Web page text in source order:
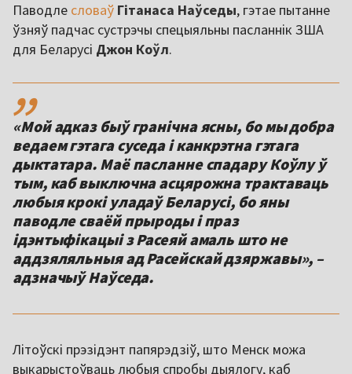
Паводле словаў Гітанаса Наўседы, гэтае пытанне
ўзняў падчас сустрэчы спецыяльны пасланнік ЗША
для Беларусі Джон Коўл.
,,
«Мой адказ быў гранічна ясны, бо мы добра
ведаем гэтага суседа і канкрэтна гэтага
дыктатара. Маё пасланне спадару Коўлу ў
тым, каб выключна асцярожна трактаваць
любыя крокі уладаў Беларусі, бо яны
паводле сваёй прыроды і праз
ідэнтыфікацыі з Расеяй амаль што не
аддзяляльныя ад Расейскай дзяржавы», –
адзначыў Наўседа.
Літоўскі прэзідэнт папярэдзіў, што Менск можа
выкарыстоўваць любыя спробы дыялогу, каб